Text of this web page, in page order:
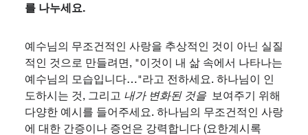
를 나누세요.
예수님의 무조건적인 사랑을 추상적인 것이 아닌 실질
적인 것으로 만들려면, "이것이 내 삶 속에서 나타나는
예수님의 모습입니다…"라고 전하세요. 하나님이 인
도하시는 것, 그리고 내가 변화된 것을 보여주기 위해
다양한 예시를 들어주세요. 하나님의 무조건적인 사랑
에 대한 간증이나 증언은 강력합니다 (요한계시록